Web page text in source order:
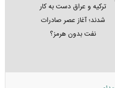
ترکیه و عراق دست به کار
شدند؛ آغاز عصر صادرات
نفت بدون هرمز؟